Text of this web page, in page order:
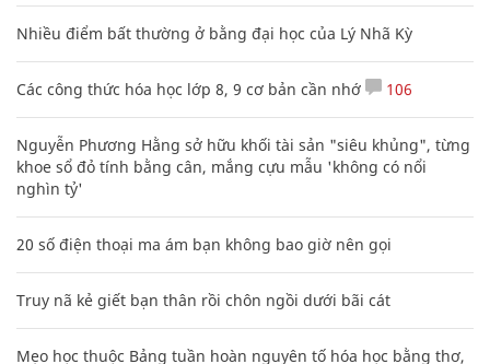
Nhiều điểm bất thường ở bằng đại học của Lý Nhã Kỳ
Các công thức hóa học lớp 8, 9 cơ bản cần nhớ 106
Nguyễn Phương Hằng sở hữu khối tài sản "siêu khủng", từng
khoe sổ đỏ tính bằng cân, mắng cựu mẫu 'không có nổi
nghìn tỷ'
20 số điện thoại ma ám bạn không bao giờ nên gọi
Truy nã kẻ giết bạn thân rồi chôn ngồi dưới bãi cát
Mẹo học thuộc Bảng tuần hoàn nguyên tố hóa học bằng thơ,